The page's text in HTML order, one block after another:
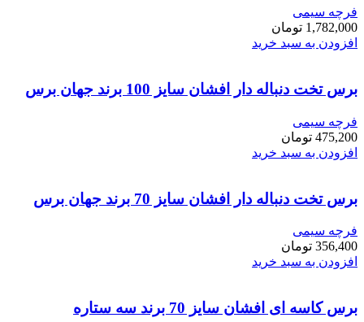
فرچه سیمی
1,782,000 تومان
افزودن به سبد خرید
برس تخت دنباله دار افشان سایز 100 برند جهان برس
فرچه سیمی
475,200 تومان
افزودن به سبد خرید
برس تخت دنباله دار افشان سایز 70 برند جهان برس
فرچه سیمی
356,400 تومان
افزودن به سبد خرید
برس کاسه ای افشان سایز 70 برند سه ستاره